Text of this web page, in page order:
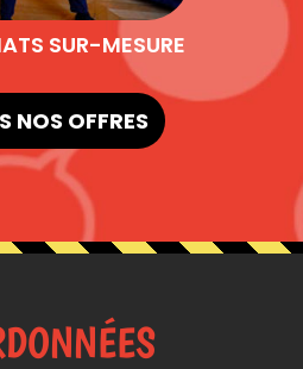
SUR-MESURE
NOS OFFRES